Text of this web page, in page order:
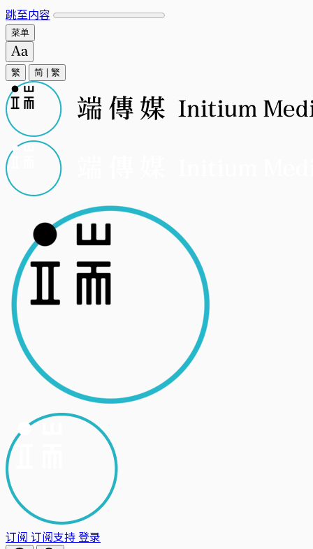
跳至内容
菜单
繁 简 繁
订阅 订阅支持登录